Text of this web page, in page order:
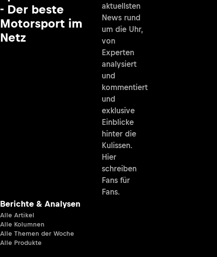
- Der beste
Motorsport im
Netz
aktuellsten
News rund
um die Uhr,
von
Experten
analysiert
und
kommentiert
und
exklusive
Einblicke
hinter die
Kulissen.
Hier
schreiben
Fans für
Fans.
Berichte & Analysen
Alle Artikel
Alle Kolumnen
Alle Themen der Woche
Alle Produkte